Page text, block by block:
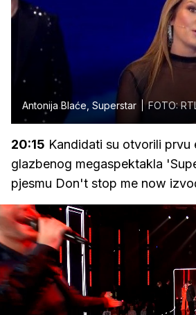
Antonija Blaće, Superstar FOTO:
20:15 Kandidati su otvorili prvu
glazbenog megaspektakla
pjesmu Don't stop me now